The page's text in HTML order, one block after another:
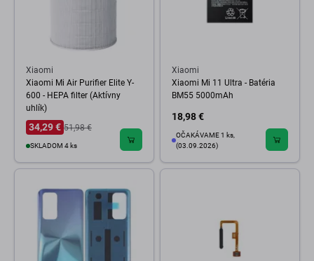
Xiaomi
Xiaomi Mi Air Purifier Elite Y-
600 - HEPA filter (Aktívny
uhlík)
34,29 € 51,98 €
SKLADOM 4 ks
Xiaomi
Xiaomi Mi 11 Ultra - Batéria
BM55 5000mAh
18,98 €
OČAKÁVAME 1 ks,
(03.09.2026)